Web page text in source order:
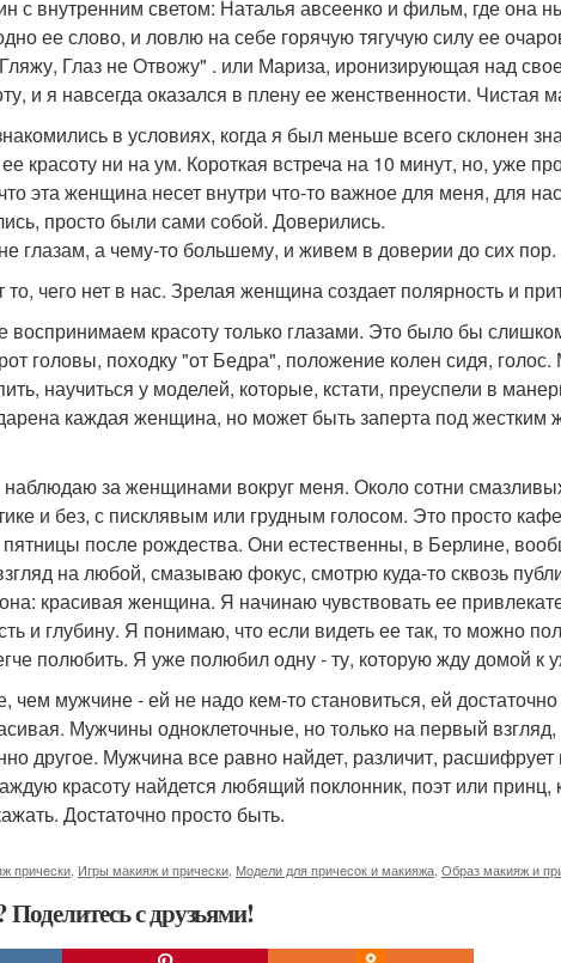
внутренним светом: Наталья авсеенко и фильм, где она
ее слово, и ловлю на себе горячую тягучую силу ее
Глаз не Отвожу" . или Мариза, иронизирующая над
и я навсегда оказался в плену ее женственности. Чистая
в условиях, когда я был меньше всего склонен
красоту ни на ум. Короткая встреча на 10 минут, но, уже
эта женщина несет внутри что-то важное для меня, для
просто были сами собой. Доверились.
глазам, а чему-то большему, и живем в доверии до сих пор.
то, чего нет в нас. Зрелая женщина создает полярность и
красоту только глазами. Это было бы
головы, походку "от Бедра", положение колен сидя,
научиться у моделей, которые, кстати, преуспели в
каждая женщина, но может быть заперта под жестким
за женщинами вокруг меня. Около сотни
и без, с писклявым или грудным голосом. Это просто
пятницы после рождества. Они естественны, в Берлине,
на любой, смазываю фокус, смотрю куда-то сквозь
красивая женщина. Я начинаю чувствовать ее
и глубину. Я понимаю, что если видеть ее так, то можно
полюбить. Я уже полюбил одну - ту, которую жду домой к
мужчине - ей не надо кем-то становиться, ей
Мужчины одноклеточные, но только на первый
другое. Мужчина все равно найдет, различит, расшифрует
красоту найдется любящий поклонник, поэт или принц,
Достаточно просто быть.
прически Игры макияж и прически Модели для причесок и макияжа Образ макияж и
с друзьями!